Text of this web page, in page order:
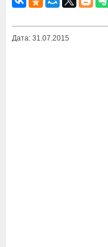
Дата: 31.07.2015